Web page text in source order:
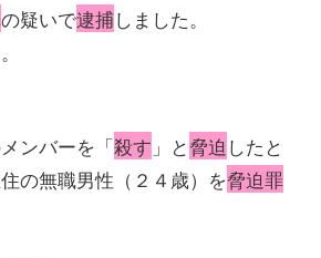
の疑いで逮捕しました。
ンバーを「殺す 」と脅迫 したと
の無職男性（２４歳）を脅迫罪